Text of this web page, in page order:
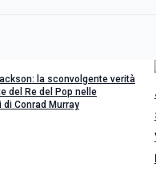
la sconvolgente verità
del Re del Pop nelle
di Conrad Murray